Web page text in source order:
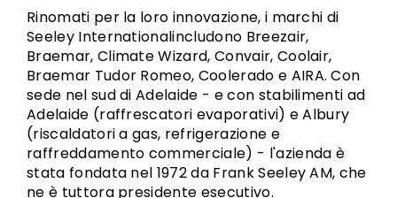
Rinomati per la loro innovazione, i marchi di
Seeley Internationalincludono Breezair,
Braemar, Climate Wizard, Convair, Coolair,
Braemar Tudor Romeo, Coolerado e AIRA. Con
sede nel sud di Adelaide - e con stabilimenti ad
Adelaide (raffrescatori evaporativi) e Albury
(riscaldatori a gas, refrigerazione e
raffreddamento commerciale) - l'azienda è
stata fondata nel 1972 da Frank Seeley AM, che
ne è tuttora presidente esecutivo.